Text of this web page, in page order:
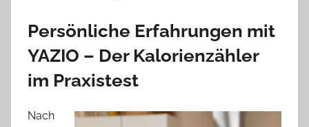
Persönliche Erfahrungen mit
YAZIO – Der Kalorienzähler
im Praxistest
Nach